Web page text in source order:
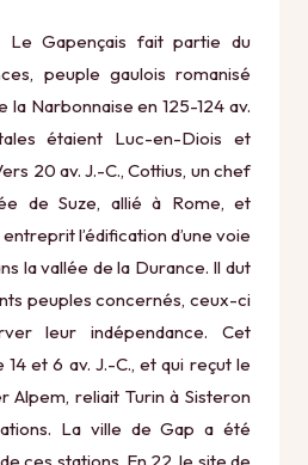
Le Gapençais fait partie du
peuple gaulois romanisé
la Narbonnaise en 125-124 av.
étaient Luc-en-Diois et
20 av. J.-C., Cottius, un chef
de Suze, allié à Rome, et
l’édification d’une voie
la vallée de la Durance. Il dut
peuples concernés, ceux-ci
leur indépendance. Cet
et 6 av. J.-C., et qui reçut le
Alpem, reliait Turin à Sisteron
La ville de Gap a été